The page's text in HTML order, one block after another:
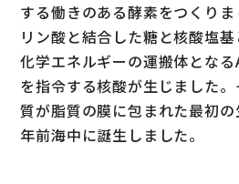
する働きのある酵素をつくり
リン酸と結合した糖と核酸塩基
化学エネルギーの運搬体とな
を指令する核酸が生じました
質が脂質の膜に包まれた最初
年前海中に誕生しました。